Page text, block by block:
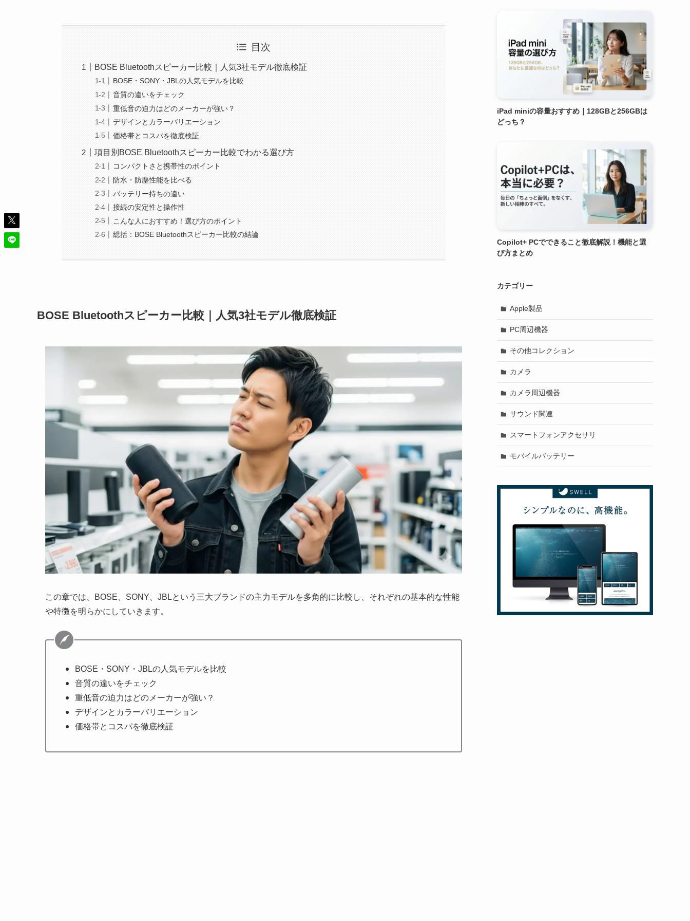
目次
BOSE Bluetoothスピーカー比較｜人気3社モデル徹底検証
BOSE・SONY・JBLの人気モデルを比較
音質の違いをチェック
重低音の迫力はどのメーカーが強い？
デザインとカラーバリエーション
価格帯とコスパを徹底検証
項目別BOSE Bluetoothスピーカー比較でわかる選び方
コンパクトさと携帯性のポイント
防水・防塵性能を比べる
バッテリー持ちの違い
接続の安定性と操作性
こんな人におすすめ！選び方のポイント
総括：BOSE Bluetoothスピーカー比較の結論
BOSE Bluetoothスピーカー比較｜人気3社モデル徹底検証
この章では、BOSE、SONY、JBLという三大ブランドの主力モデルを多角的に比較し、それぞれの基本的な性能
や特徴を明らかにしていきます。
BOSE・SONY・JBLの人気モデルを比較
音質の違いをチェック
重低音の迫力はどのメーカーが強い？
デザインとカラーバリエーション
価格帯とコスパを徹底検証
iPad miniの容量おすすめ｜128GBと256GBは
どっち？
Copilot+ PCでできること徹底解説！機能と選
び方まとめ
カテゴリー
Apple製品
PC周辺機器
その他コレクション
カメラ
カメラ周辺機器
サウンド関連
スマートフォンアクセサリ
モバイルバッテリー